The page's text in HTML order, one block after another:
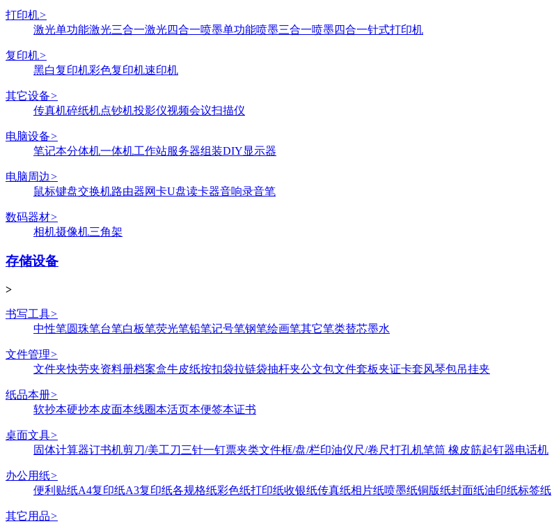
打印机>
激光单功能激光三合一激光四合一喷墨单功能喷墨三合一喷墨四合一针式打印机
复印机>
黑白复印机彩色复印机速印机
其它设备>
传真机碎纸机点钞机投影仪视频会议扫描仪
电脑设备>
笔记本分体机一体机工作站服务器组装DIY显示器
电脑周边>
鼠标键盘交换机路由器网卡U盘读卡器音响录音笔
数码器材>
相机摄像机三角架
存储设备
>
书写工具>
中性笔圆珠笔台笔白板笔荧光笔铅笔记号笔钢笔绘画笔其它笔类替芯墨水
文件管理>
文件夹快劳夹资料册档案盒牛皮纸按扣袋拉链袋抽杆夹公文包文件套板夹证卡套风琴包吊挂夹
纸品本册>
软抄本硬抄本皮面本线圈本活页本便签本证书
桌面文具>
固体计算器订书机剪刀/美工刀三针一钉票夹类文件框/盘/栏印油仪尺/卷尺打孔机笔筒 橡皮筋起钉器电话机
办公用纸>
便利贴纸A4复印纸A3复印纸各规格纸彩色纸打印纸收银纸传真纸相片纸喷墨纸铜版纸封面纸油印纸标签纸
其它用品>